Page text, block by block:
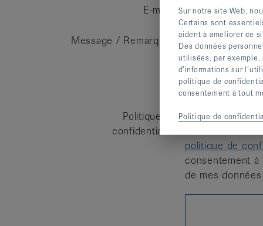
E-mail
Message / Remarque
Politique de
confidentialité
Oui, la Ligue
politique de
consentement
de mes
Sur notre site Web,
Certains sont
aident à améliorer ce
Des données
utilisées, par
d’informations sur
politique de
consentement à tout
Politique de